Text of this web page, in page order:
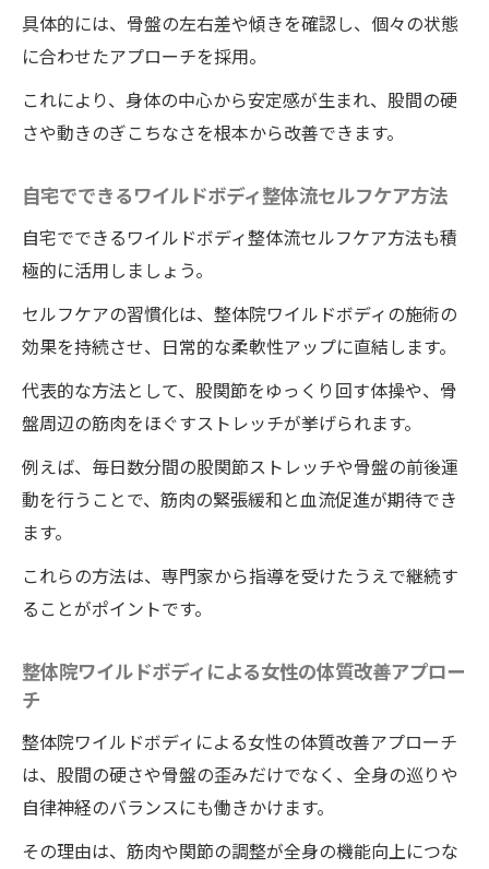
具体的には、骨盤の左右差や傾きを確認し、個々の状態
に合わせたアプローチを採用。
これにより、身体の中心から安定感が生まれ、股間の硬
さや動きのぎこちなさを根本から改善できます。
自宅でできるワイルドボディ整体流セルフケア方法
自宅でできるワイルドボディ整体流セルフケア方法も積
極的に活用しましょう。
セルフケアの習慣化は、整体院ワイルドボディの施術の
効果を持続させ、日常的な柔軟性アップに直結します。
代表的な方法として、股関節をゆっくり回す体操や、骨
盤周辺の筋肉をほぐすストレッチが挙げられます。
例えば、毎日数分間の股関節ストレッチや骨盤の前後運
動を行うことで、筋肉の緊張緩和と血流促進が期待でき
ます。
これらの方法は、専門家から指導を受けたうえで継続す
ることがポイントです。
整体院ワイルドボディによる女性の体質改善アプロー
チ
整体院ワイルドボディによる女性の体質改善アプローチ
は、股間の硬さや骨盤の歪みだけでなく、全身の巡りや
自律神経のバランスにも働きかけます。
その理由は、筋肉や関節の調整が全身の機能向上につな